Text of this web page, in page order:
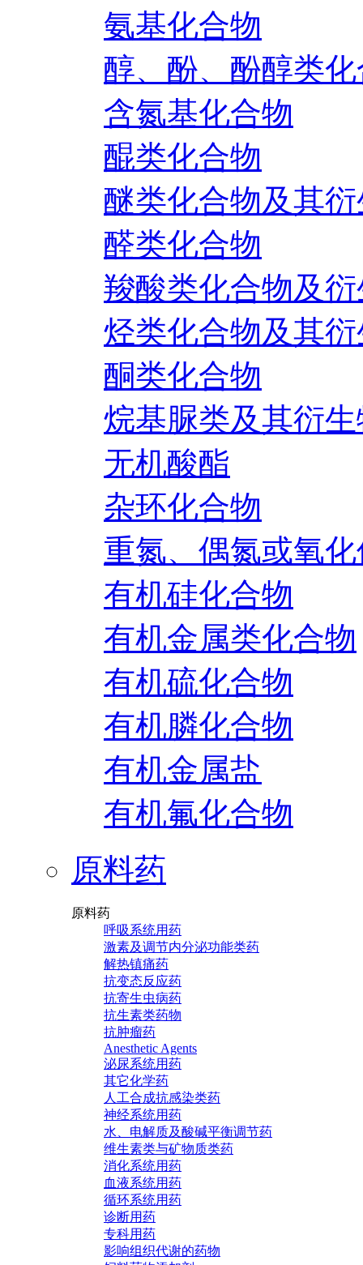
氨基化合物
醇、酚、酚醇类
含氮基化合物
醌类化合物
醚类化合物及其
醛类化合物
羧酸类化合物及
烃类化合物及其
酮类化合物
烷基脲类及其衍
无机酸酯
杂环化合物
重氮、偶氮或氧
有机硅化合物
有机金属类化合物
有机硫化合物
有机膦化合物
有机金属盐
有机氟化合物
原料药
原料药
呼吸系统用药
激素及调节内分泌功能类药
解热镇痛药
抗变态反应药
抗寄生虫病药
抗生素类药物
抗肿瘤药
Anesthetic Agents
泌尿系统用药
其它化学药
人工合成抗感染类药
神经系统用药
水、电解质及酸碱平衡调节药
维生素类与矿物质类药
消化系统用药
血液系统用药
循环系统用药
诊断用药
专科用药
影响组织代谢的药物